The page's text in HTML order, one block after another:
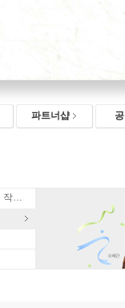
파트너샵
뮤지컬 〈휴남동 서점〉X 황보름 작가 북토크